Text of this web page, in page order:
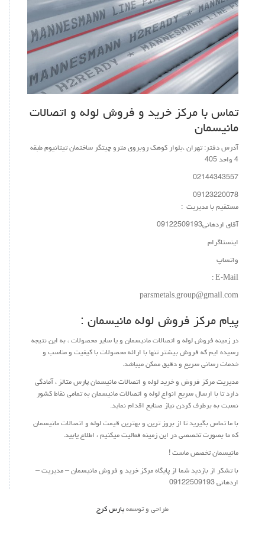
با مرکز خرید و فروش لوله و اتصالات
دفتر: تهران ،بلوار کوهک روبروی مترو چیتگر ساختمان تیتانیوم طبقه
با مدیریت :
اردهانی09122509193
مرکز فروش لوله مانیسمان :
زمینه فروش لوله و اتصالات مانیسمان و یا سایر محصولات ، به این نتیجه
ایم که فروش بیشتر تنها با ارائه محصولات با کیفیت و مناسب و
رسانی سریع و دقیق ممکن میباشد.
مرکز فروش و خرید لوله و اتصالات مانیسمان پارس متالز ، آمادگی
تا با ارسال سریع انواع لوله و اتصالات مانیسمان به تمامی نقاط کشور
به برطرف کردن نیاز صنایع اقدام نماید.
ما تماس بگیرید تا از بروز ترین و بهترین قیمت لوله و اتصالات مانیسمان
ما بصورت تخصصی در این زمینه فعالیت میکنیم ، اطلاع یابید.
تخصص ماست !
تشکر از بازدید شما از پایگاه مرکز خرید و فروش مانیسمان – مدیریت –
طراحی و توسعهپارس کرج